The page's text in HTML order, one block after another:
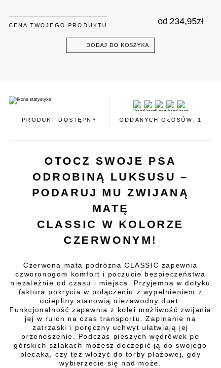
CENA TWOJEGO PRODUKTU od 234,95zł
DODAJ DO KOSZYKA
PRODUKT DOSTĘPNY ODDANYCH GŁOSÓW: 1
OTOCZ SWOJE PSA
ODROBINĄ LUKSUSU –
PODARUJ MU ZWIJANĄ
MATĘ
CLASSIC W KOLORZE
CZERWONYM!
Czerwona mata podróżna CLASSIC zapewnia
czworonogom komfort i poczucie bezpieczeństwa
niezależnie od czasu i miejsca. Przyjemna w dotyku
faktura pokrycia w połączeniu z wypełnieniem z
ociepliny stanowią niezawodny duet.
Funkcjonalność zapewnia z kolei możliwość zwijania
jej w rulon na czas transportu. Zapinanie na
zatrzaski i poręczny uchwyt ułatwiają jej
przenoszenie. Podczas pieszych wędrówek po
górskich szlakach możesz doczepić ją do swojego
plecaka, czy też włożyć do torby plażowej, gdy
wybierzecie się nad może.